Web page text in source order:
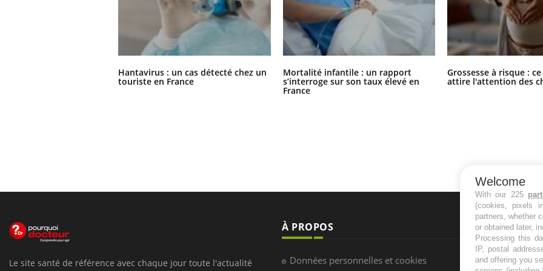
Hantavirus : un cas détecté chez un
touriste en France
Mortalité infantile : un rapport
s’interroge sur son taux élevé en
France
Grossesse à risque :
attire l'attention des
Le site santé de référence avec chaque jour toute l'actualité
À PROPOS
Données personnelles et cookies
Recevez
infos santé
Welcome
With our 225
(cookies, pixels
partners, whether
or obtained later,
Processing this
IP, postal
and offering you